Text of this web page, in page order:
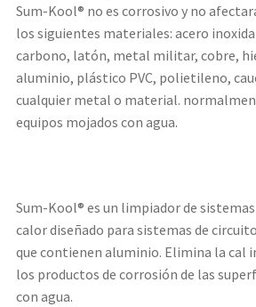
Sum-Kool® no es corrosivo y no
los siguientes materiales: acero
carbono, latón, metal militar, cobre,
aluminio, plástico PVC, polietileno,
cualquier metal o material.
equipos mojados con agua.
Sum-Kool® es un limpiador de
calor diseñado para sistemas de
que contienen aluminio. Elimina la cal
los productos de corrosión de las
con agua.